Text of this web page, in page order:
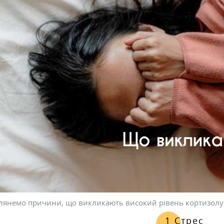
причини, що викликають високий рівень
1 Стрес